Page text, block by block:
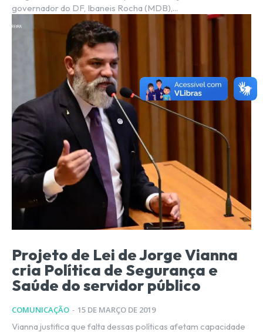
governador do DF, Ibaneis Rocha (MDB),...
Projeto de Lei de Jorge Vianna
cria Política de Segurança e
Saúde do servidor público
COMUNICAÇÃO - 15 DE MARÇO DE 2019
Vianna justifica que falta dessas políticas afetam capacidade